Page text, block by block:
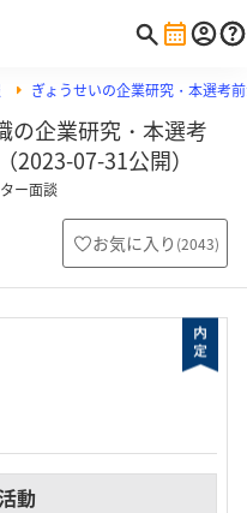
ぎょうせいの企業研究・本選考
の企業研究・本選考
07-31公開）
ー面談
お気に入り (2043)
動